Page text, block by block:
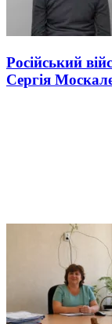
Російський
Сергія